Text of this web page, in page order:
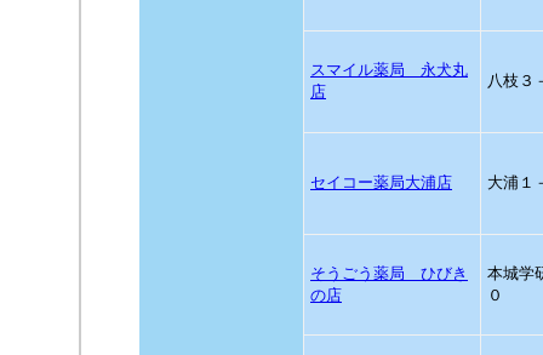
スマイル薬局 永犬丸
店
八枝３
セイコー薬局大浦店 大浦１
そうごう薬局 ひびき
の店
本城学
０